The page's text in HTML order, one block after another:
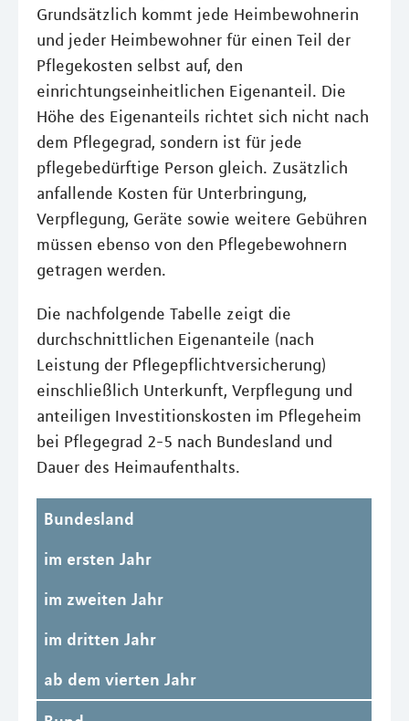
Grundsätzlich kommt jede Heimbewohnerin
und jeder Heimbewohner für einen Teil der
Pflegekosten selbst auf, den
einrichtungseinheitlichen Eigenanteil. Die
Höhe des Eigenanteils richtet sich nicht nach
dem Pflegegrad, sondern ist für jede
pflegebedürftige Person gleich. Zusätzlich
anfallende Kosten für Unterbringung,
Verpflegung, Geräte sowie weitere Gebühren
müssen ebenso von den Pflegebewohnern
getragen werden.
Die nachfolgende Tabelle zeigt die
durchschnittlichen Eigenanteile (nach
Leistung der Pflegepflichtversicherung)
einschließlich Unterkunft, Verpflegung und
anteiligen Investitionskosten im Pflegeheim
bei Pflegegrad 2-5 nach Bundesland und
Dauer des Heimaufenthalts.
Bundesland
im ersten Jahr
im zweiten Jahr
im dritten Jahr
ab dem vierten Jahr